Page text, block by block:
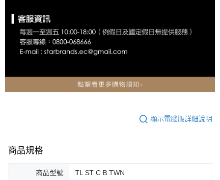
顯示電腦版詳細說明
商品規格
商品型號 TL ST C B TWN